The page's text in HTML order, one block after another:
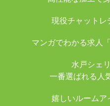
現役チャットレ
マンガでわかる求人
水戸シェ
一番選ばれる人
嬉しいルームア